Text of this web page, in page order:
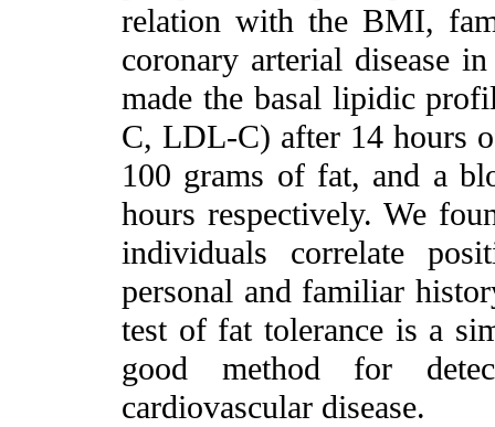
relation with the BMI,
coronary arterial disease
made the basal lipidic
C, LDL-C) after 14 hours
100 grams of fat, and a
hours respectively. We
individuals correlate
personal and familiar
test of fat tolerance is a
good method for
cardiovascular disease.